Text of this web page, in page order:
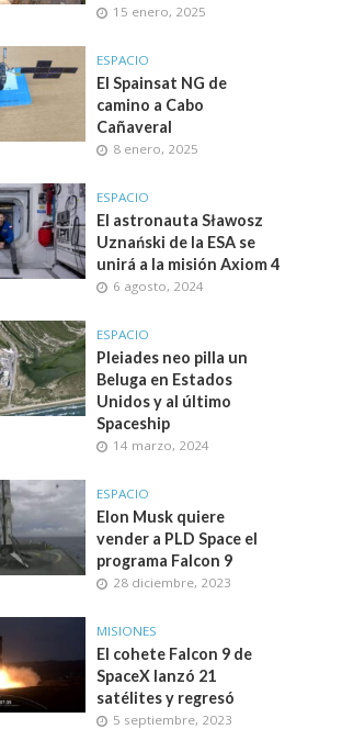
15 enero, 2025
ESPACIO
El Spainsat NG de
camino a Cabo
Cañaveral
8 enero, 2025
ESPACIO
El astronauta Sławosz
Uznański de la ESA se
unirá a la misión Axiom 4
6 agosto, 2024
ESPACIO
Pleiades neo pilla un
Beluga en Estados
Unidos y al último
Spaceship
14 marzo, 2024
ESPACIO
Elon Musk quiere
vender a PLD Space el
programa Falcon 9
28 diciembre, 2023
MISIONES
El cohete Falcon 9 de
SpaceX lanzó 21
satélites y regresó
5 septiembre, 2023